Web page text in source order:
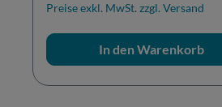
Preise exkl. MwSt. zzgl. Versand
In den Warenkorb